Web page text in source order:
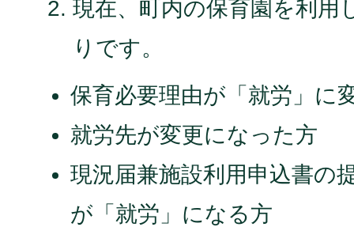
現在、町内の保育園を利用
りです。
保育必要理由が「就労」に
就労先が変更になった方
現況届兼施設利用申込書の
が「就労」になる方